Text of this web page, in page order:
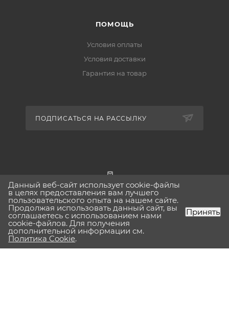
ПОМОЩЬ
Условия оплаты
Условия доставки
Гарантия на товар
ПОДПИСАТЬСЯ НА РАССЫЛКУ
г. Москва
2026 © Lavinia-boho.ru Вся представленная на сайте
информация, касающаяся технических характеристик,
Данный веб-сайт использует cookie-файлы
в целях предоставления вам лучшего
пользовательского опыта на нашем сайте.
Продолжая использовать данный сайт, вы
соглашаетесь с использованием нами
cookie-файлов. Для получения
дополнительной информации см.
Политика Cookie.
Принять